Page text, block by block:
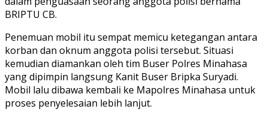
BRIPTU CB.
Penemuan mobil itu sempat memicu ketegangan antara
korban dan oknum anggota polisi tersebut. Situasi
kemudian diamankan oleh tim Buser Polres Minahasa
yang dipimpin langsung Kanit Buser Bripka Suryadi.
Mobil lalu dibawa kembali ke Mapolres Minahasa untuk
proses penyelesaian lebih lanjut.